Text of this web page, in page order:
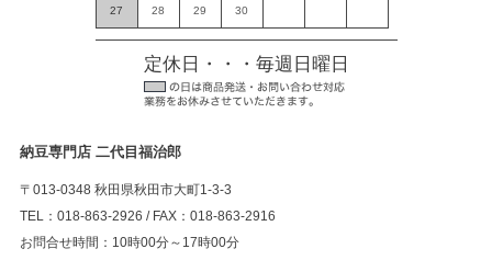
27 28 29 30
定休日・・・毎週日曜日
納豆専門店 二代目福治郎
〒013-0348 秋田県秋田市大町1-3-3
TEL：018-863-2926 / FAX：018-863-2916
お問合せ時間：10時00分～17時00分